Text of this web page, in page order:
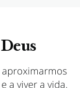
aproximarmos
a viver a vida.